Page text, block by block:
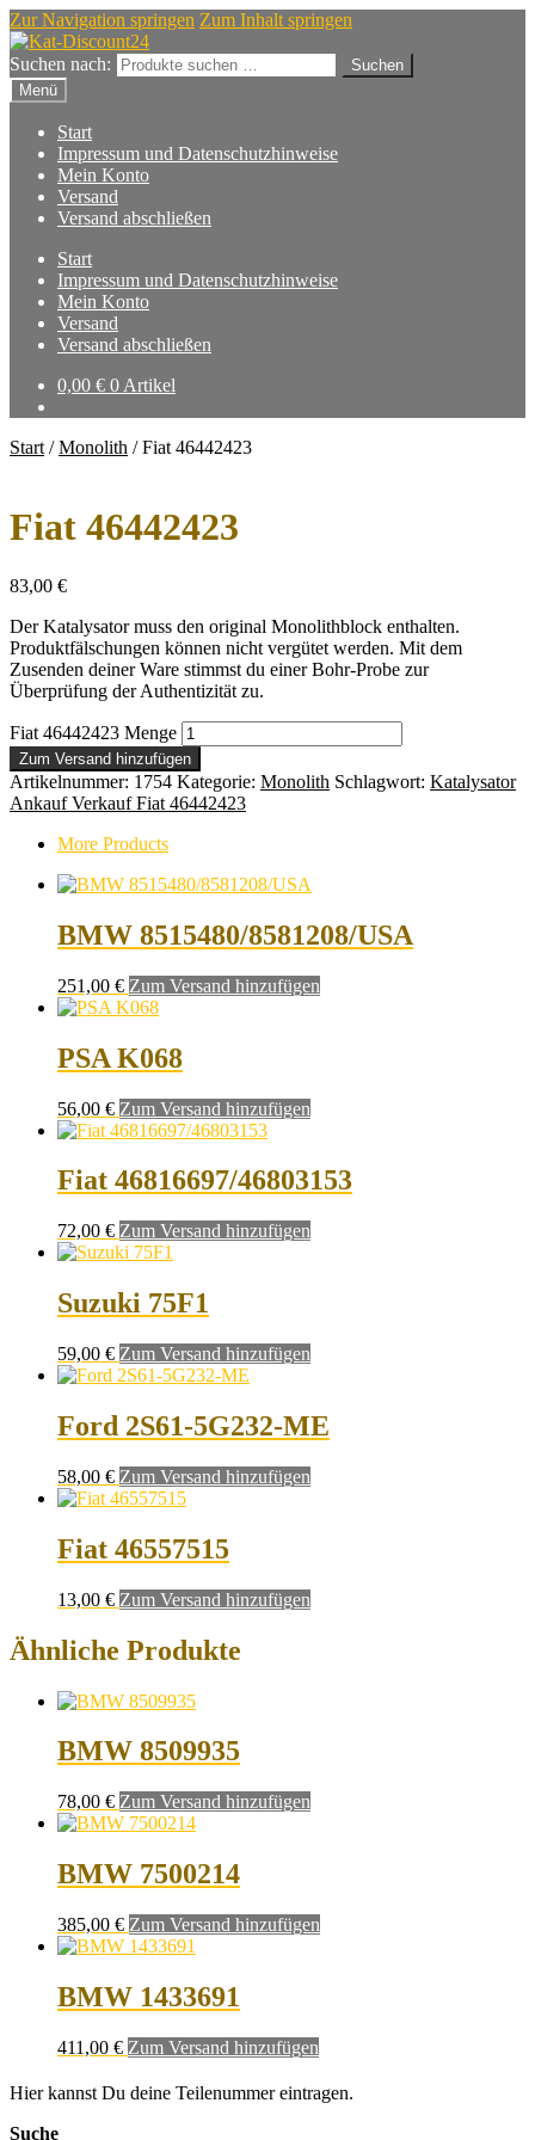
Zur Navigation springen Zum Inhalt springen
Suchen nach:
Suchen
Menü
Start
Impressum und Datenschutzhinweise
Mein Konto
Versand
Versand abschließen
Start
Impressum und Datenschutzhinweise
Mein Konto
Versand
Versand abschließen
0,00 € 0 Artikel
Start /Monolith /Fiat 46442423
Fiat 46442423
83,00 €
Der Katalysator muss den original Monolithblock enthalten.
Produktfälschungen können nicht vergütet werden. Mit dem
Zusenden deiner Ware stimmst du einer Bohr-Probe zur
Überprüfung der Authentizität zu.
Fiat 46442423 Menge
Zum Versand hinzufügen
Artikelnummer: 1754 Kategorie: Monolith Schlagwort: Katalysator
Ankauf Verkauf Fiat 46442423
More Products
BMW 8515480/8581208/USA
251,00 € Zum Versand hinzufügen
PSA K068
56,00 € Zum Versand hinzufügen
Fiat 46816697/46803153
72,00 € Zum Versand hinzufügen
Suzuki 75F1
59,00 € Zum Versand hinzufügen
Ford 2S61-5G232-ME
58,00 € Zum Versand hinzufügen
Fiat 46557515
13,00 € Zum Versand hinzufügen
Ähnliche Produkte
BMW 8509935
78,00 € Zum Versand hinzufügen
BMW 7500214
385,00 € Zum Versand hinzufügen
BMW 1433691
411,00 € Zum Versand hinzufügen
Hier kannst Du deine Teilenummer eintragen.
Suche